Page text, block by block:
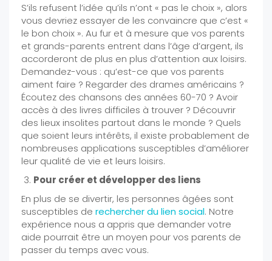
S’ils refusent l’idée qu’ils n’ont « pas le choix », alors
vous devriez essayer de les convaincre que c’est «
le bon choix ». Au fur et à mesure que vos parents
et grands-parents entrent dans l’âge d’argent, ils
accorderont de plus en plus d’attention aux loisirs.
Demandez-vous : qu’est-ce que vos parents
aiment faire ? Regarder des drames américains ?
Écoutez des chansons des années 60-70 ? Avoir
accès à des livres difficiles à trouver ? Découvrir
des lieux insolites partout dans le monde ? Quels
que soient leurs intérêts, il existe probablement de
nombreuses applications susceptibles d’améliorer
leur qualité de vie et leurs loisirs.
Pour créer et développer des liens
En plus de se divertir, les personnes âgées sont
susceptibles de rechercher du lien social. Notre
expérience nous a appris que demander votre
aide pourrait être un moyen pour vos parents de
passer du temps avec vous.